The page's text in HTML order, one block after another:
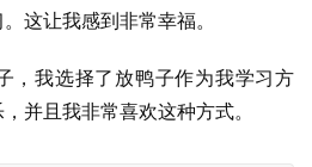
这让我感到非常幸福。
，我选择了放鸭子作为我学习方
并且我非常喜欢这种方式。